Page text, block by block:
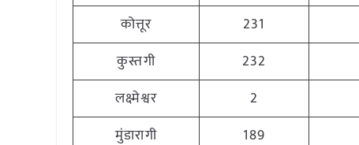
कोत्तूर
231
कुस्तगी
232
लक्ष्मेश्वर
2
मुंडारागी
189